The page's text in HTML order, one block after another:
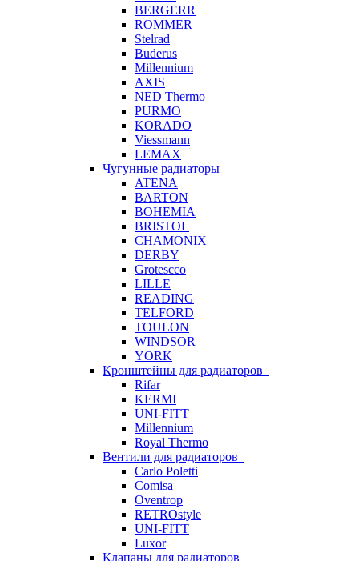
BERGERR
ROMMER
Stelrad
Buderus
Millennium
AXIS
NED Thermo
PURMO
KORADO
Viessmann
LEMAX
Чугунные радиаторы
ATENA
BARTON
BOHEMIA
BRISTOL
CHAMONIX
DERBY
Grotescco
LILLE
READING
TELFORD
TOULON
WINDSOR
YORK
Кронштейны для радиаторов
Rifar
KERMI
UNI-FITT
Millennium
Royal Thermo
Вентили для радиаторов
Carlo Poletti
Comisa
Oventrop
RETROstyle
UNI-FITT
Luxor
Клапаны для радиаторов